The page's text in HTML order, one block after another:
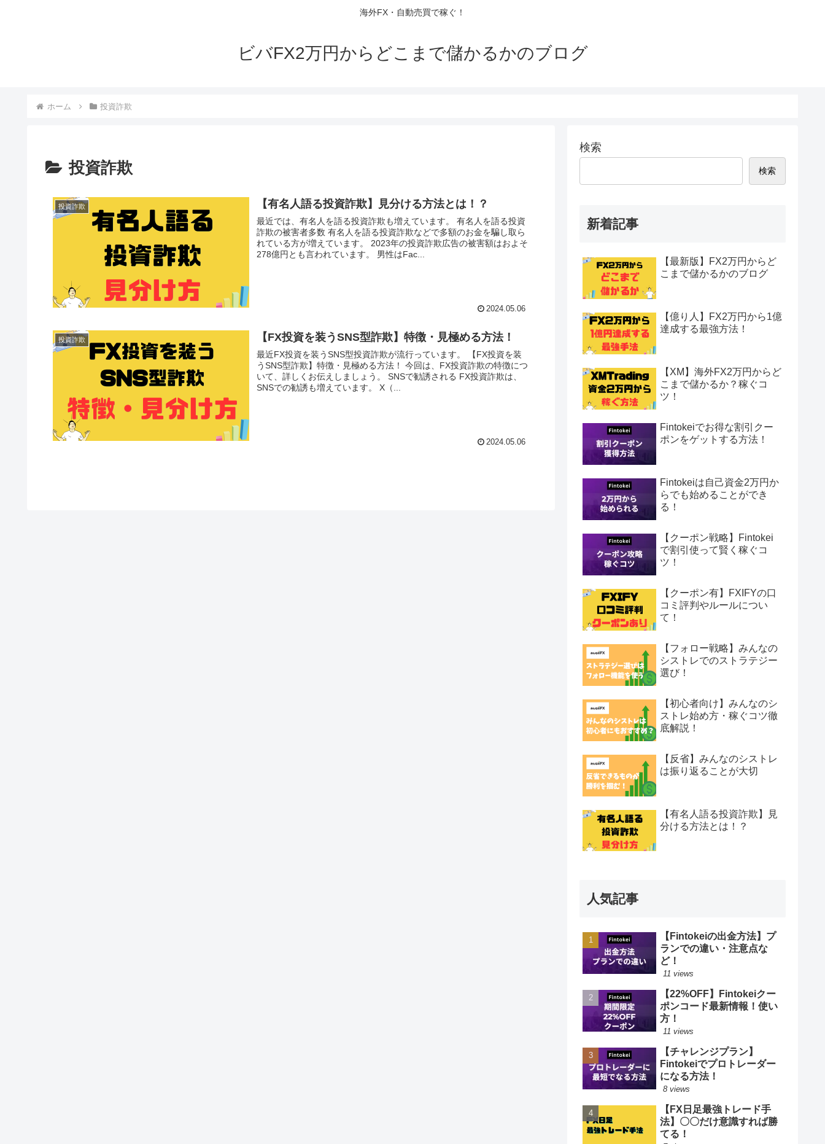
海外FX・自動売買で稼ぐ！
ビバFX2万円からどこまで儲かるかのブログ
ホーム 投資詐欺
投資詐欺
投資詐欺 【有名人語る投資詐欺】見分ける方法とは！？
最近では、有名人を語る投資詐欺も増えています。 有名人を語る投資
詐欺の被害者多数 有名人を語る投資詐欺などで多額のお金を騙し取ら
れている方が増えています。 2023年の投資詐欺広告の被害額はおよそ
278億円とも言われています。 男性はFac...
2024.05.06
投資詐欺 【FX投資を装うSNS型詐欺】特徴・見極める方法！
最近FX投資を装うSNS型投資詐欺が流行っています。 【FX投資を装
うSNS型詐欺】特徴・見極める方法！ 今回は、FX投資詐欺の特徴につ
いて、詳しくお伝えしましょう。 SNSで勧誘される FX投資詐欺は、
SNSでの勧誘も増えています。 X（...
2024.05.06
検索
検索
新着記事
【最新版】FX2万円からど
こまで儲かるかのブログ
【億り人】FX2万円から1億
達成する最強方法！
【XM】海外FX2万円からど
こまで儲かるか？稼ぐコ
ツ！
Fintokeiでお得な割引クー
ポンをゲットする方法！
Fintokeiは自己資金2万円か
らでも始めることができ
る！
【クーポン戦略】Fintokei
で割引使って賢く稼ぐコ
ツ！
【クーポン有】FXIFYの口
コミ評判やルールについ
て！
【フォロー戦略】みんなの
シストレでのストラテジー
選び！
【初心者向け】みんなのシ
ストレ始め方・稼ぐコツ徹
底解説！
【反省】みんなのシストレ
は振り返ることが大切
【有名人語る投資詐欺】見
分ける方法とは！？
人気記事
【Fintokeiの出金方法】プ
ランでの違い・注意点な
ど！
11 views
【22%OFF】Fintokeiクー
ポンコード最新情報！使い
方！
11 views
【チャレンジプラン】
Fintokeiでプロトレーダー
になる方法！
8 views
【FX日足最強トレード手
法】〇〇だけ意識すれば勝
てる！